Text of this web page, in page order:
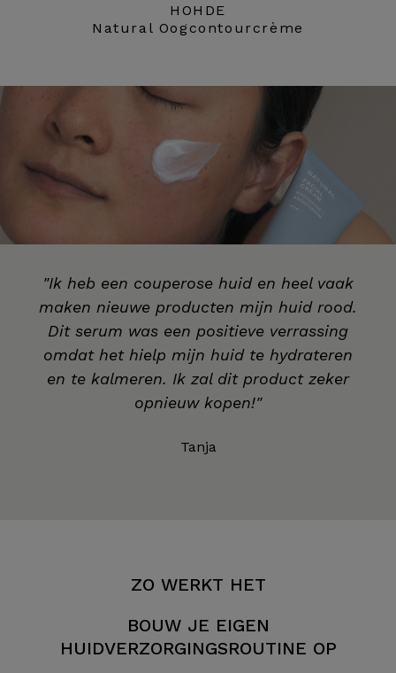
HOHDE
Natural Oogcontourcrème
"Ik heb een couperose huid en heel vaak
maken nieuwe producten mijn huid rood.
Dit serum was een positieve verrassing
omdat het hielp mijn huid te hydrateren
en te kalmeren. Ik zal dit product zeker
opnieuw kopen!"
Tanja
ZO WERKT HET
BOUW JE EIGEN
HUIDVERZORGINGSROUTINE OP